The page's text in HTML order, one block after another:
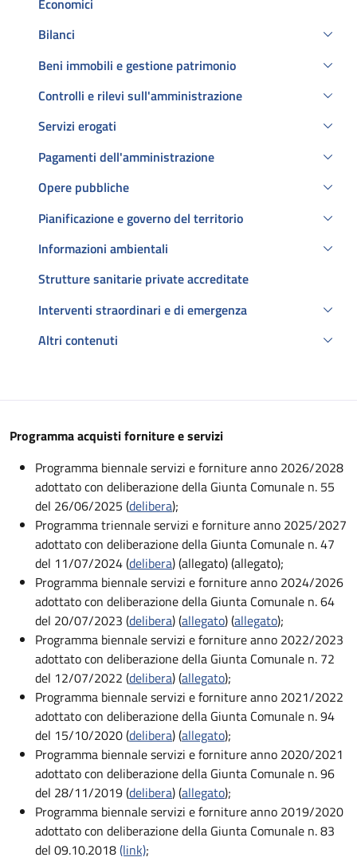
Economici
Bilanci
Beni immobili e gestione patrimonio
Controlli e rilevi sull'amministrazione
Servizi erogati
Pagamenti dell'amministrazione
Opere pubbliche
Pianificazione e governo del territorio
Informazioni ambientali
Strutture sanitarie private accreditate
Interventi straordinari e di emergenza
Altri contenuti
Descrizione
Programma acquisti forniture e servizi
Programma biennale servizi e forniture anno 2026/2028
adottato con deliberazione della Giunta Comunale n. 55
del 26/06/2025 (delibera);
Programma triennale servizi e forniture anno 2025/2027
adottato con deliberazione della Giunta Comunale n. 47
del 11/07/2024 (delibera) (allegato) (allegato);
Programma biennale servizi e forniture anno 2024/2026
adottato con deliberazione della Giunta Comunale n. 64
del 20/07/2023 (delibera) (allegato) (allegato);
Programma biennale servizi e forniture anno 2022/2023
adottato con deliberazione della Giunta Comunale n. 72
del 12/07/2022 (delibera) (allegato);
Programma biennale servizi e forniture anno 2021/2022
adottato con deliberazione della Giunta Comunale n. 94
del 15/10/2020 (delibera) (allegato);
Programma biennale servizi e forniture anno 2020/2021
adottato con deliberazione della Giunta Comunale n. 96
del 28/11/2019 (delibera) (allegato);
Programma biennale servizi e forniture anno 2019/2020
adottato con deliberazione della Giunta Comunale n. 83
del 09.10.2018(link);